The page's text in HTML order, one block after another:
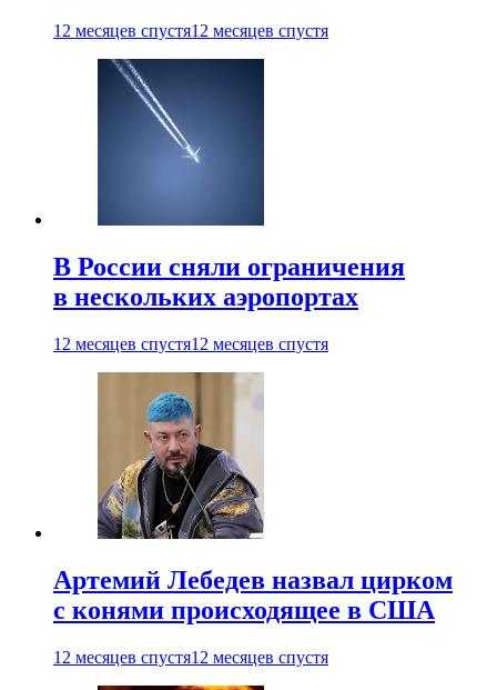
12 месяцев спустя12 месяцев спустя
В России сняли ограничения
в нескольких аэропортах
12 месяцев спустя12 месяцев спустя
Артемий Лебедев назвал цирком
с конями происходящее в США
12 месяцев спустя12 месяцев спустя